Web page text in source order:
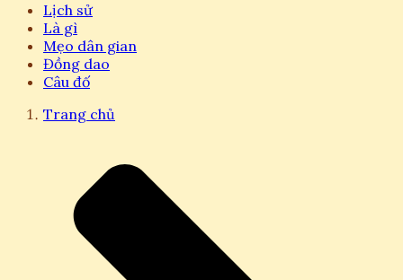
Lịch sử
Là gì
Mẹo dân gian
Đồng dao
Câu đố
Trang chủ